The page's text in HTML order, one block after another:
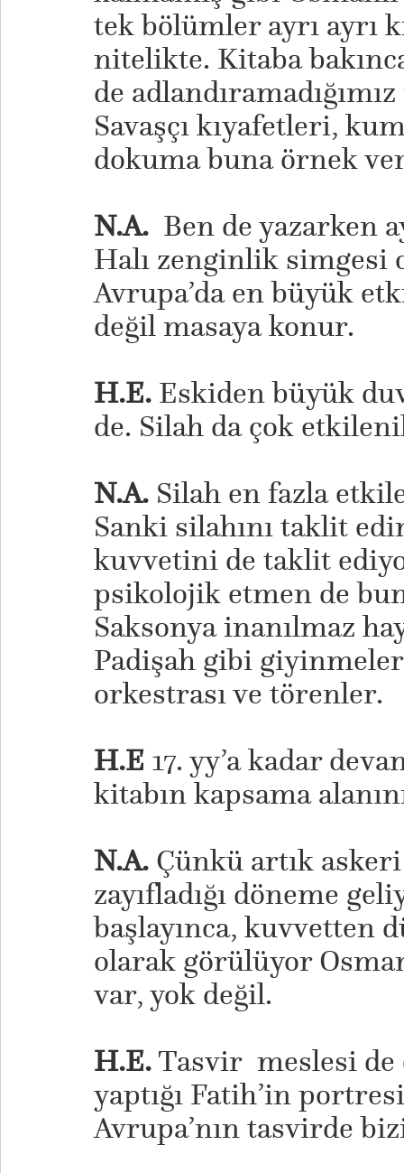
tek bölümler ayrı ayrı
nitelikte. Kitaba
de
Savaşçı kıyafetleri,
dokuma buna örnek
N.A.Ben de yazarken
Halı zenginlik simgesi
Avrupa’da en büyük
değil masaya konur.
H.E.Eskiden büyük
de. Silah da çok
N.A.Silah en fazla
Sanki silahını taklit
kuvvetini de taklit
psikolojik etmen de
Saksonya inanılmaz
Padişah gibi
orkestrası ve törenler.
H.E 17. yy’a kadar
kitabın kapsama
N.A.Çünkü artık
zayıfladığı döneme
başlayınca, kuvvetten
olarak görülüyor
var, yok değil.
H.E.Tasvir meslesi de
yaptığı Fatih’in
Avrupa’nın tasvirde